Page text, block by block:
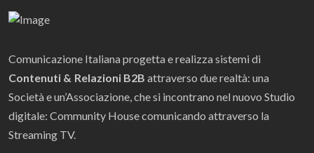
Comunicazione Italiana progetta e realizza sistemi di
Contenuti & Relazioni B2B attraverso due realtà: una
Società e un’Associazione, che si incontrano nel nuovo Studio
digitale: Community House comunicando attraverso la
Streaming TV.